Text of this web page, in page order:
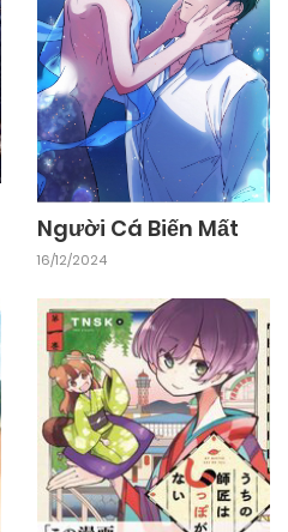
Người Cá Biến Mất
16/12/2024